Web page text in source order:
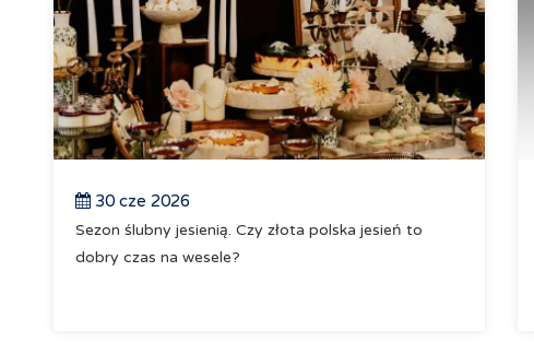
30 cze 2026
Sezon ślubny jesienią. Czy złota polska jesień to
dobry czas na wesele?